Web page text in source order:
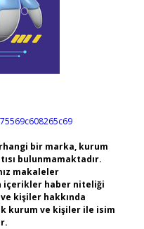
bir marka, kurum
bulunmamaktadır.
makaleler
içerikler haber niteliği
kişiler hakkında
kurum ve kişiler ile isim